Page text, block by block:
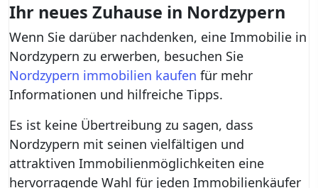
Ihr neues Zuhause in Nordzypern
Wenn Sie darüber nachdenken, eine Immobilie in
Nordzypern zu erwerben, besuchen Sie
Nordzypern immobilien kaufen für mehr
Informationen und hilfreiche Tipps.
Es ist keine Übertreibung zu sagen, dass
Nordzypern mit seinen vielfältigen und
attraktiven Immobilienmöglichkeiten eine
hervorragende Wahl für jeden Immobilienkäufer